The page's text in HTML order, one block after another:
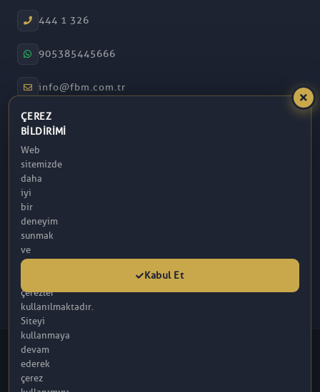
444 1 326
905385445666
info@fbm.com.tr
08:30 – 17:30
Atakum / Samsun
© 2026 FBM. Tüm hakları saklıdır. İçerik, FBM (R) Tarafından
Sağlanmaktadır.
tedavi amacıyla kullanılmamalıdır.
ÇEREZ
BILDIRIMI
Web
sitemizde
daha
iyi
bir
deneyim
sunmak
ve
analitik
çerezler
kullanılmaktadır.
Siteyi
kullanmaya
devam
ederek
çerez
Kabul Et